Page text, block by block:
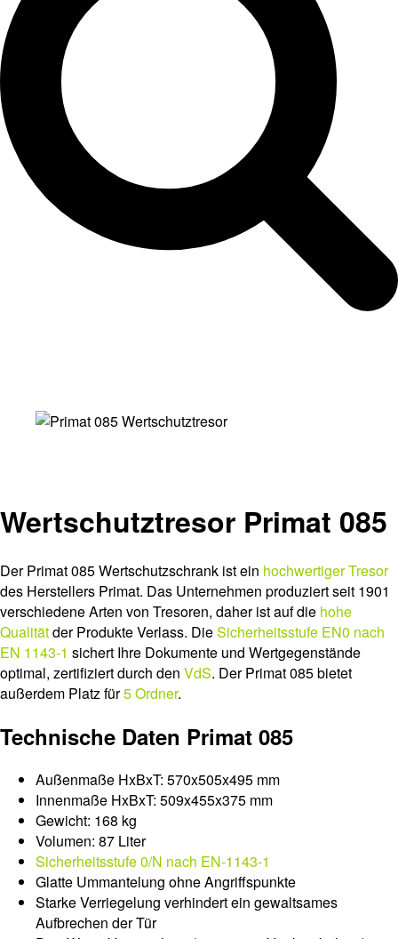
Wertschutztresor Primat 085
Der Primat 085 Wertschutzschrank ist ein hochwertiger Tresor
des Herstellers Primat. Das Unternehmen produziert seit 1901
verschiedene Arten von Tresoren, daher ist auf die hohe
Qualitätder Produkte Verlass. DieSicherheitsstufe EN0 nach
EN 1143-1 sichert Ihre Dokumente und Wertgegenstände
optimal, zertifiziert durch den VdS. Der Primat 085 bietet
außerdem Platz für5 Ordner.
Technische Daten Primat 085
Außenmaße HxBxT: 570x505x495 mm
Innenmaße HxBxT: 509x455x375 mm
Gewicht: 168 kg
Volumen: 87 Liter
Sicherheitsstufe 0/N nach EN-1143-1
Glatte Ummantelung ohne Angriffspunkte
Starke Verriegelung verhindert ein gewaltsames
Aufbrechen der Tür